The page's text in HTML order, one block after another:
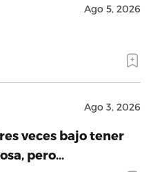
Ago 5, 2026
Ago 3, 2026
veces bajo tener
pero…